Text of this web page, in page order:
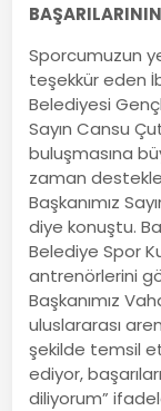
Sporcumuzun
teşekkür eden
Belediyesi
Sayın Cansu
buluşmasına
zaman
Başkanımız
diye konuştu.
Belediye Spor
antrenörlerini
Başkanımız
uluslararası
şekilde temsil
ediyor,
diliyorum”